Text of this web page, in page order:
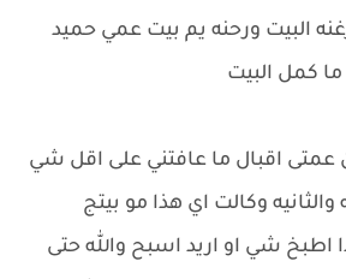
البيت ورحنه يم بيت عمي حميد
كمل البيت
عمتى اقبال ما عافتني على اقل شي
وكالت اي هذا مو بيتج
اطبخ شي او اريد اسبح والله حتى